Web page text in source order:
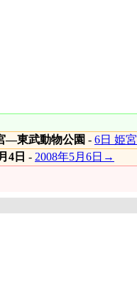
―東武動物公園 - 6日 姫
4日 - 2008年5月6日→